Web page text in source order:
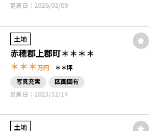
更新日：2026/02/09
土地
赤穂郡上郡町＊＊＊＊
＊＊＊万円
＊＊坪
写真充実
区画図有
更新日：2023/12/14
土地